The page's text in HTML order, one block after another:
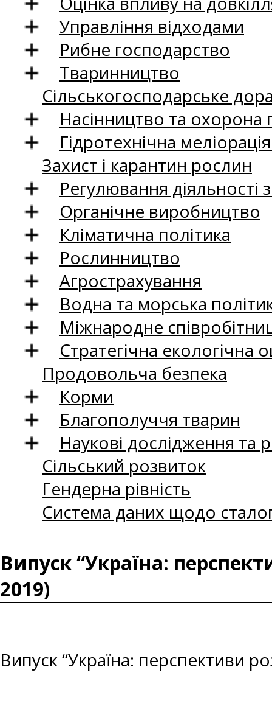
Управління відходами
Рибне господарство
Тваринництво
Сільськогосподарське
Насінництво та
Гідротехнічна
Захист і карантин рослин
Регулювання
Органічне виробництво
Кліматична політика
Рослинництво
Агрострахування
Водна та морська
Міжнародне
Стратегічна екологічна
Продовольча безпека
Корми
Благополуччя тварин
Наукові дослідження та
Сільський розвиток
Гендерна рівність
Система даних щодо
Випуск “Україна:
2019)
Випуск “Україна: перспективи